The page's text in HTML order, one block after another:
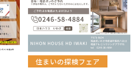
住まいの探検フェア